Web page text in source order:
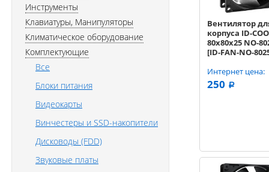
Вентилятор
корпуса ID-
80х80х25 NO-
[ID-FAN-NO-
Интернет цена:
250 a
Инструменты
Клавиатуры, Манипуляторы
Климатическое оборудование
Комплектующие
Все
Блоки питания
Видеокарты
Винчестеры и SSD-накопители
Дисководы (FDD)
Звуковые платы